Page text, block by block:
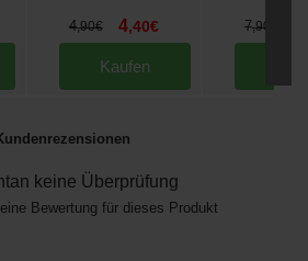
4,90€ 4,40€
Kaufen
7,90
keine Überprüfung
Bewertung für dieses Produkt